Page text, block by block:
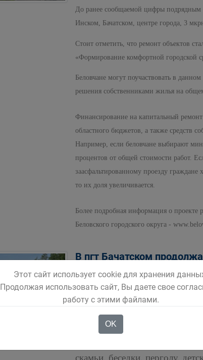
До ранее сообщаемой цифры подрядным
Инском, Бачатском, центре города, 3
Стоит отметить, что ремонт объектов
«Формирование комфортной городской
Беловчане могут поучаствовать в
решения собственниками жилья на
Финансирование на капитальный
областного бюджетов, а также средств
Например, если беловчане выбирают
процентов от общей стоимости работ.
заасфальтированному проезду
то их доля увеличивается.
Более подробная информация о
Беловского городского округа -
В пгт Бачатском
«Юбилейный»
Сегодня на объекте
обустройству оснований под
асфальтового покрытия.
Позже здесь обустроят
скамьи, беседки, перголу,
Этот сайт использует cookie для хранения
Продолжая использовать сайт, Вы даете свое
работу с этими файлами.
OK